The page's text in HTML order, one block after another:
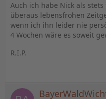
Auch ich habe Nick als
überaus lebensfrohen
wenn ich ihn leider nie
4 Wochen wäre es soweit
R.I.P.